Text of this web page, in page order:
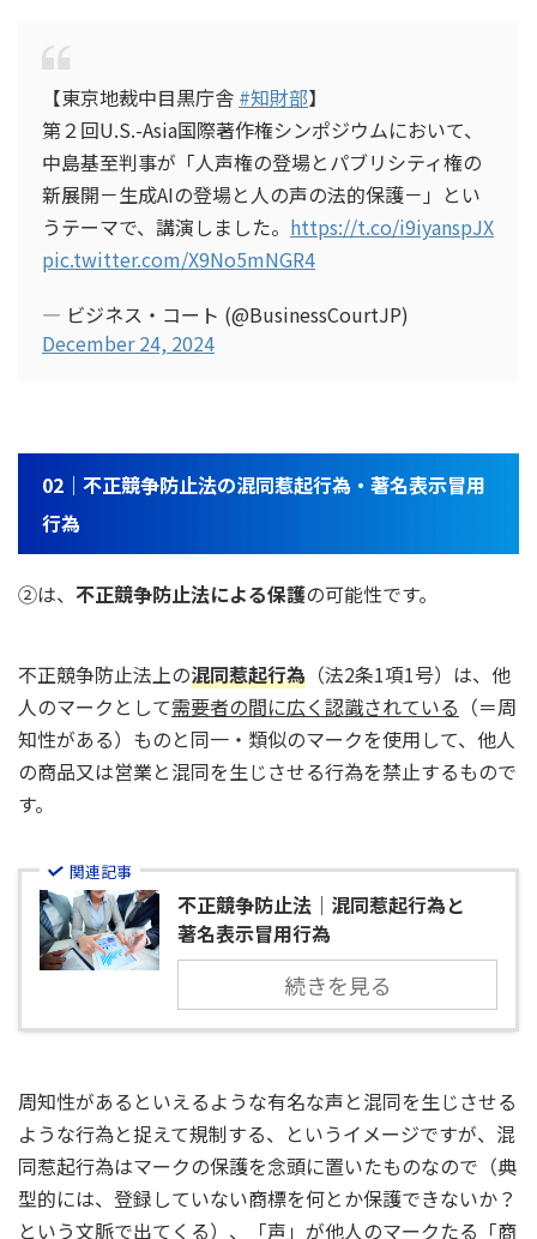
【東京地裁中目黒庁舎 #知財部】
第２回U.S.-Asia国際著作権シンポジウムにおいて、
中島基至判事が「人声権の登場とパブリシティ権の
新展開－生成AIの登場と人の声の法的保護－」とい
うテーマで、講演しました。 https://t.co/i9iyanspJX
pic.twitter.com/X9No5mNGR4
— ビジネス・コート (@BusinessCourtJP)
December 24, 2024
02｜不正競争防止法の混同惹起行為・著名表示冒用
行為
②は、 不正競争防止法による保護の可能性です。
不正競争防止法上の混同惹起行為 （法2条1項1号）は、他
人のマークとして需要者の間に広く認識されている （＝周
知性がある）ものと同一・類似のマークを使用して、他人
の商品又は営業と混同を生じさせる行為を禁止するもので
す。
関連記事
不正競争防止法｜混同惹起行為と
著名表示冒用行為
続きを見る
周知性があるといえるような有名な声と混同を生じさせる
ような行為と捉えて規制する、というイメージですが、混
同惹起行為はマークの保護を念頭に置いたものなので（典
型的には、登録していない商標を何とか保護できないか？
という文脈で出てくる）、「声」が他人のマークたる「商